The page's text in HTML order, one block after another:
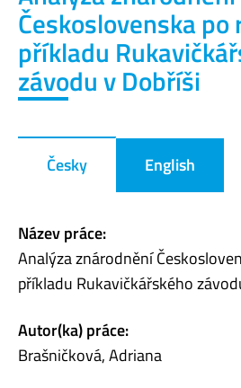
Československa po
příkladu
závodu v Dobříši
Česky English
Název práce:
Analýza znárodnění
příkladu Rukavičkářského
Autor(ka) práce:
Brašničková, Adriana